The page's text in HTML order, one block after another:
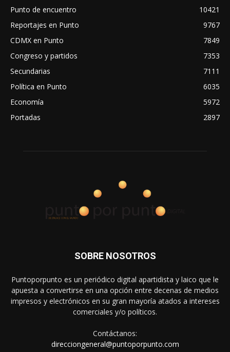
Punto de encuentro
10421
Reportajes en Punto
9767
CDMX en Punto
7849
Congreso y partidos
7353
Secundarias
7111
Política en Punto
6035
Economía
5972
Portadas
2897
SOBRE NOSOTROS
Puntoporpunto es un periódico digital apartidista y laico que le
apuesta a convertirse en una opción entre decenas de medios
impresos y electrónicos en su gran mayoría atados a intereses
comerciales y/o políticos.
Contáctanos:
direcciongeneral@puntoporpunto.com